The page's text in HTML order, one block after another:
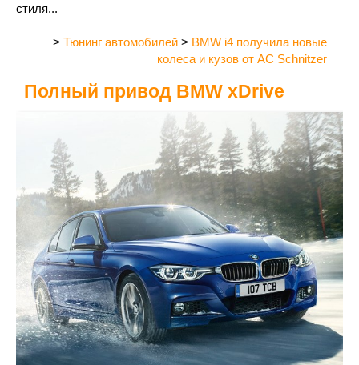
стиля...
> Тюнинг автомобилей > BMW i4 получила новые
колеса и кузов от AC Schnitzer
Полный привод BMW xDrive